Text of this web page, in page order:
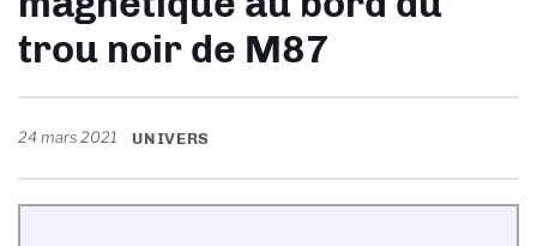
trou noir de M87
24 mars 2021 UNIVERS